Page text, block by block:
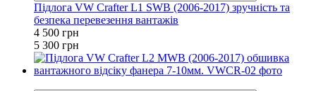
Підлога VW Crafter L1 SWB (2006-2017) зручність та
безпека перевезення вантажів
4 500 грн
5 300 грн